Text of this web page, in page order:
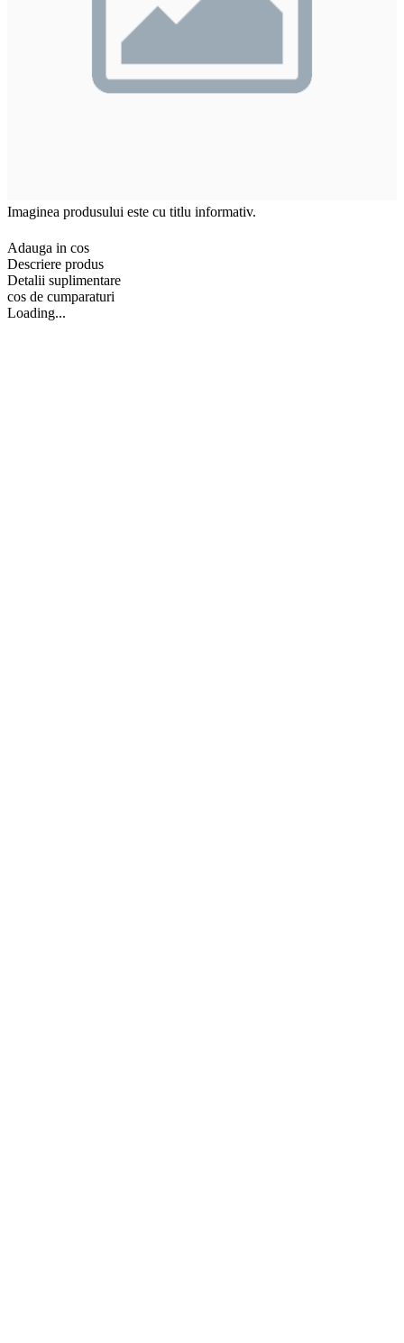
Imaginea produsului este cu titlu informativ.
Adauga in cos
Descriere produs
Detalii suplimentare
cos de cumparaturi
Loading...